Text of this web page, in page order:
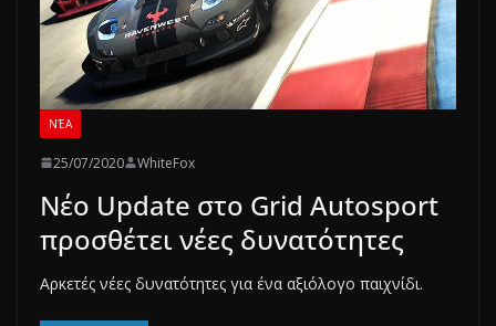
ΝΈΑ
25/07/2020 WhiteFox
Νέο Update στο Grid Autosport
προσθέτει νέες δυνατότητες
Αρκετές νέες δυνατότητες για ένα αξιόλογο παιχνίδι.